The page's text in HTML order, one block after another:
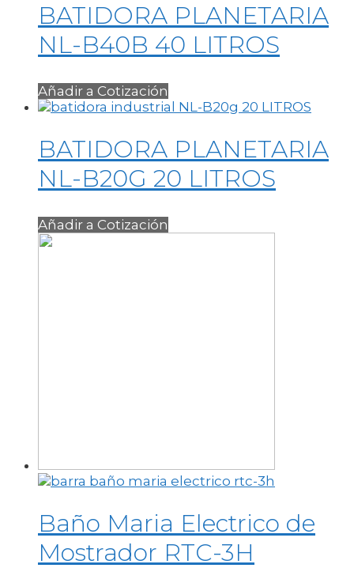
BATIDORA PLANETARIA
NL-B40B 40 LITROS
Añadir a Cotización
BATIDORA PLANETARIA
NL-B20G 20 LITROS
Añadir a Cotización
Baño Maria Electrico de
Mostrador RTC-3H